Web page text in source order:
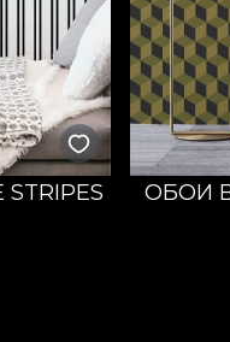
обои для
домой!
ОБОИ